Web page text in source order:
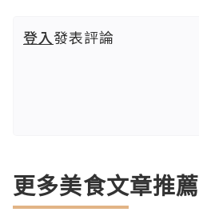
登入發表評論
更多美食文章推薦